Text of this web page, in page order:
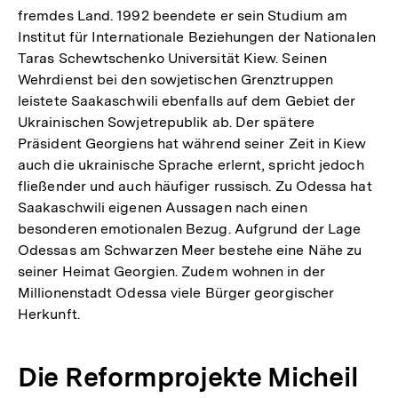
fremdes Land. 1992 beendete er sein Studium am
Institut für Internationale Beziehungen der Nationalen
Taras Schewtschenko Universität Kiew. Seinen
Wehrdienst bei den sowjetischen Grenztruppen
leistete Saakaschwili ebenfalls auf dem Gebiet der
Ukrainischen Sowjetrepublik ab. Der spätere
Präsident Georgiens hat während seiner Zeit in Kiew
auch die ukrainische Sprache erlernt, spricht jedoch
fließender und auch häufiger russisch. Zu Odessa hat
Saakaschwili eigenen Aussagen nach einen
besonderen emotionalen Bezug. Aufgrund der Lage
Odessas am Schwarzen Meer bestehe eine Nähe zu
seiner Heimat Georgien. Zudem wohnen in der
Millionenstadt Odessa viele Bürger georgischer
Herkunft.
Die Reformprojekte Micheil